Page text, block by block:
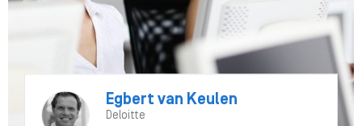
Egbert van Keulen
Deloitte